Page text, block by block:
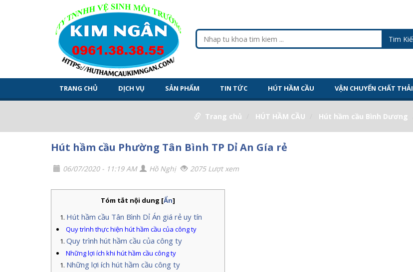
TRANG CHỦ DỊCH VỤ SẢN PHẨM TIN TỨC HÚT HẦM CẦU VẬN CHUYỂN CHẤT THẢI
Trang chủ HÚT HẦM CẦU Hút hầm cầu Bình Dương
Hút hầm cầu Phường Tân Bình TP Dỉ An Gía rẻ
06/07/2020 - 11:19 AM Hồ Nghị 2075 Lượt xem
Tóm tắt nội dung [Ẩn]
Hút hầm cầu Tân Bình Dỉ Án giá rẻ uy tín
Quy trình thực hiện hút hầm cầu của công ty
Quy trình hút hầm cầu của công ty
Những lợi ích khi hút hầm cầu công ty
Những lợi ích hút hầm cầu công ty